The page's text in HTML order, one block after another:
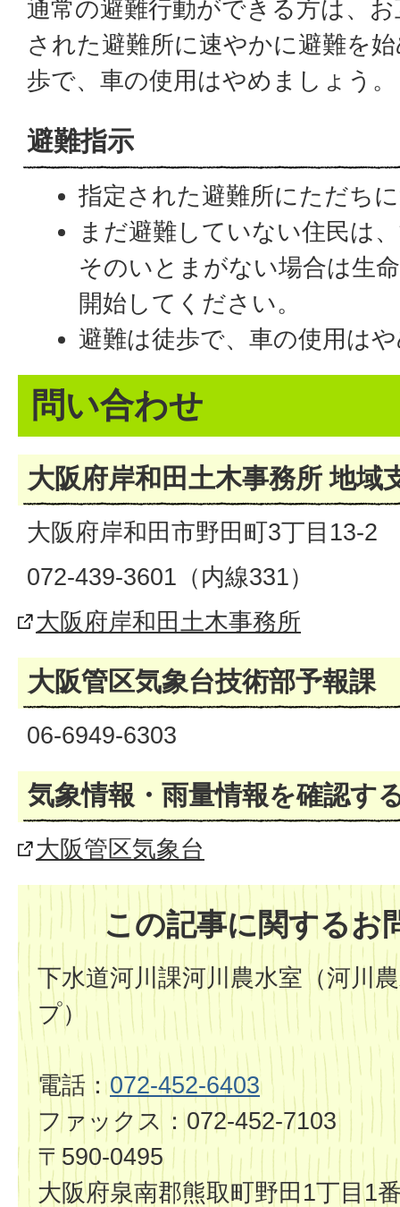
通常の避難行動ができる方は、
された避難所に速やかに避難を
歩で、車の使用はやめましょう。
避難指示
指定された避難所にただち
まだ避難していない住民は
そのいとまがない場合は生
開始してください。
避難は徒歩で、車の使用は
問い合わせ
大阪府岸和田土木事務所 地域
大阪府岸和田市野田町3丁目13-2
072-439-3601（内線331）
大阪府岸和田土木事務所
大阪管区気象台技術部予報課
06-6949-6303
気象情報・雨量情報を確認す
大阪管区気象台
この記事に関するお
下水道河川課河川農水室（河川
プ）
電話：072-452-6403
ファックス：072-452-7103
〒590-0495
大阪府泉南郡熊取町野田1丁目1